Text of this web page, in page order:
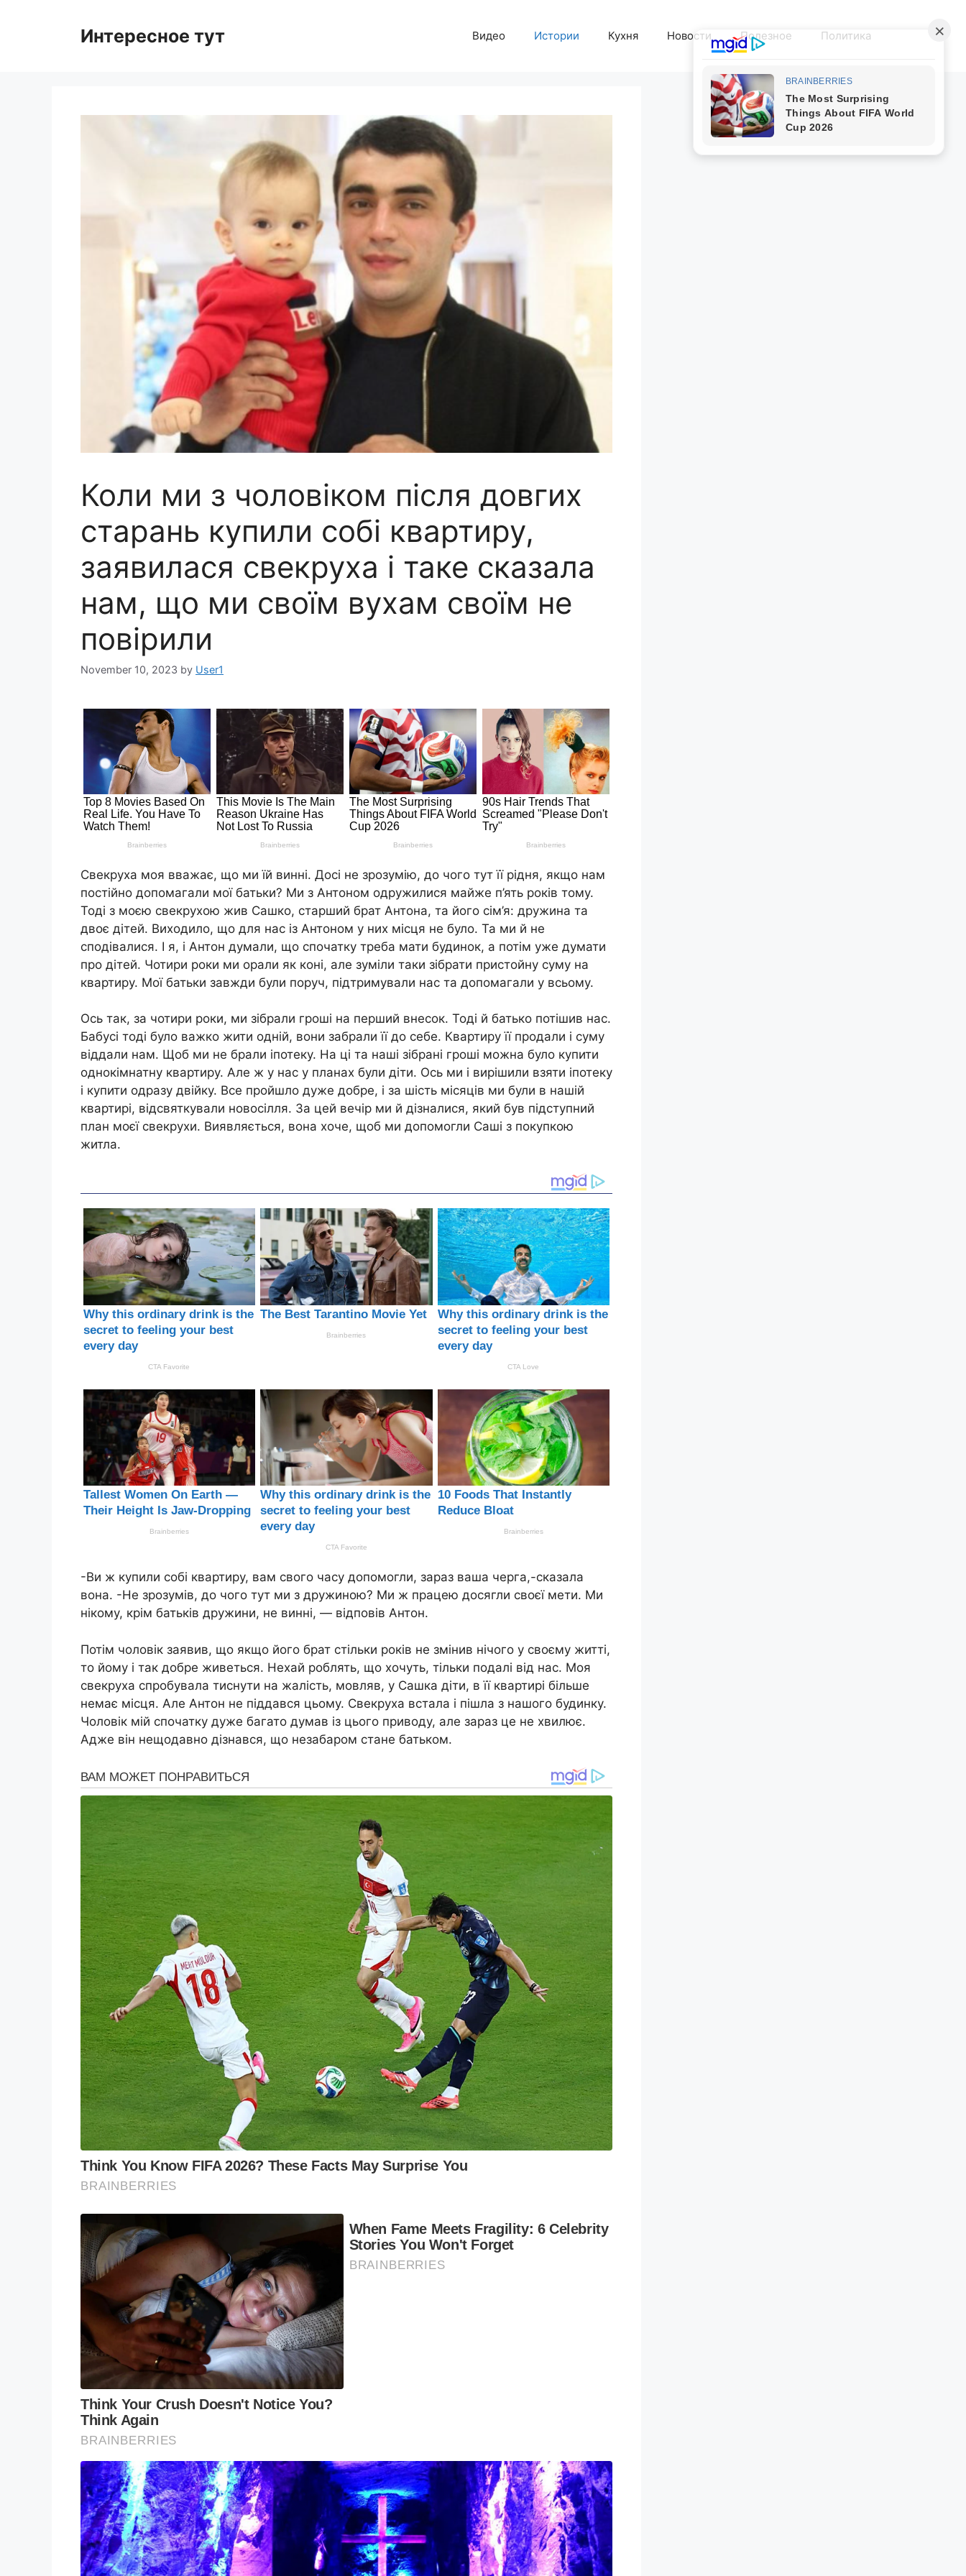
Интересное тут Видео Истории Кухня Новости Полезное Политика
Коли ми з чоловіком після довгих
стapaнь купили собі квартиру,
заявилася свекруха і таке сказала
нам, що ми своїм вухам своїм не
повірили
November 10, 2023 by User1
Свекруха моя вважає, що ми їй винні. Досі не зрозумію, до чого тут її рідня, якщо нам
постійно допомагали мої батьки? Ми з Антоном одружилися майже п’ять років тому.
Тоді з моєю свекрухою жив Сашко, старший брат Антона, та його сім’я: дружина та
двоє дітей. Виходило, що для нас із Антоном у них місця не було. Та ми й не
сподівалися. І я, і Антон думали, що спочатку треба мати будинок, а потім уже думати
про дітей. Чотири роки ми орали як коні, але зуміли таки зібрати пристойну суму на
квартиру. Мої батьки завжди були поруч, підтримували нас та допомагали у всьому.
Ось так, за чотири роки, ми зібрали гроші на перший внесок. Тоді й батько потішив нас.
Бабусі тоді було важко жити одній, вони забрали її до себе. Квартиру її продали і суму
віддали нам. Щоб ми не брали іпотеку. На ці та наші зібрані гроші можна було купити
однокімнатну квартиру. Але ж у нас у планах були діти. Ось ми і вирішили взяти іпотеку
і купити одразу двійку. Все пройшло дуже добре, і за шість місяців ми були в нашій
квартирі, відсвяткували новосілля. За цей вечір ми й дізналися, який був підступний
план моєї свекрухи. Виявляється, вона хоче, щоб ми допомогли Саші з покупкою
житла.
-Ви ж купили собі квартиру, вам свого часу допомогли, зараз ваша черга,-сказала
вона. -Не зрозумів, до чого тут ми з дружиною? Ми ж працею досягли своєї мети. Ми
нікому, крім батьків дружини, не винні, — відповів Антон.
Потім чоловік заявив, що якщо його брат стільки років не змінив нічого у своєму житті,
то йому і так добре живеться. Нехай роблять, що хочуть, тільки подалі від нас. Моя
свекруха спробувала тиснути на жалість, мовляв, у Сашка діти, в її квартирі більше
немає місця. Але Антон не піддався цьому. Свекруха встала і пішла з нашого будинку.
Чоловік мій спочатку дуже багато думав із цього приводу, але зараз це не хвилює.
Адже він нещодавно дізнався, що незабаром стане батьком.